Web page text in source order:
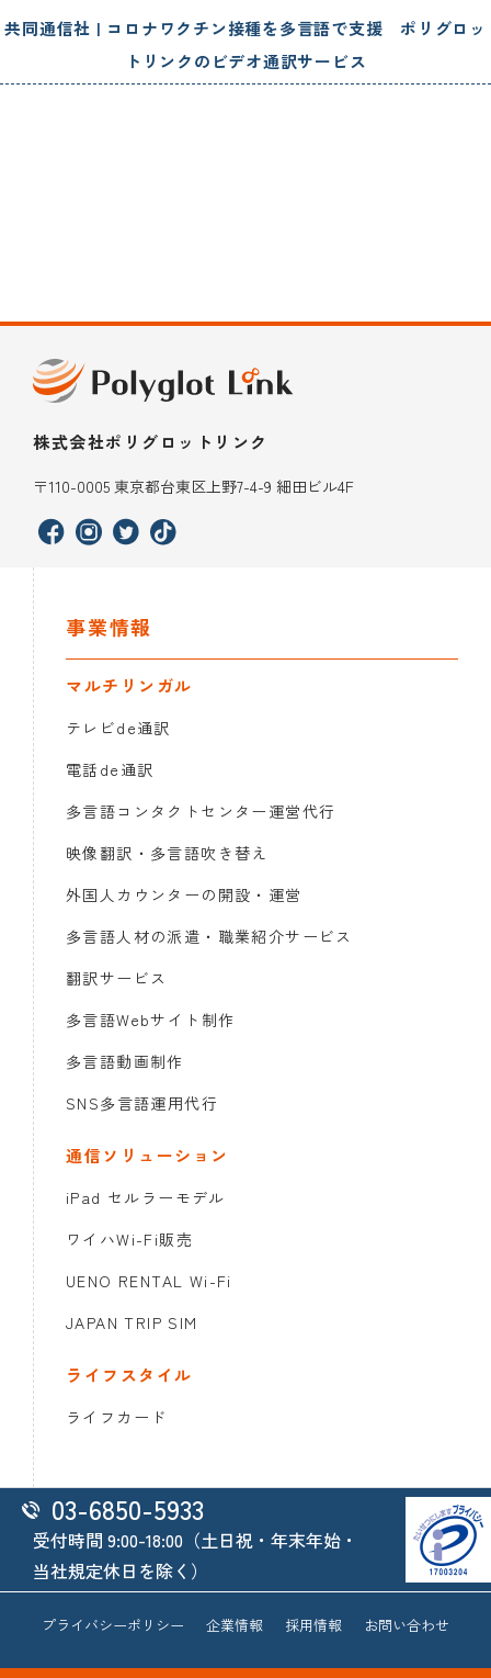
共同通信社 | コロナワクチン接種を多言語で支援 ポリグロッ
トリンクのビデオ通訳サービス
株式会社ポリグロットリンク
〒110-0005 東京都台東区上野7-4-9 細田ビル4F
事業情報
マルチリンガル
テレビde通訳
電話de通訳
多言語コンタクトセンター運営代行
映像翻訳・多言語吹き替え
外国人カウンターの開設・運営
多言語人材の派遣・職業紹介サービス
翻訳サービス
多言語Webサイト制作
多言語動画制作
SNS多言語運用代行
通信ソリューション
iPad セルラーモデル
ワイハWi-Fi販売
UENO RENTAL Wi-Fi
JAPAN TRIP SIM
ライフスタイル
ライフカード
03-6850-5933
受付時間 9:00-18:00（土日祝・年末年始・
当社規定休日を除く）
プライバシーポリシー 企業情報 採用情報 お問い合わせ